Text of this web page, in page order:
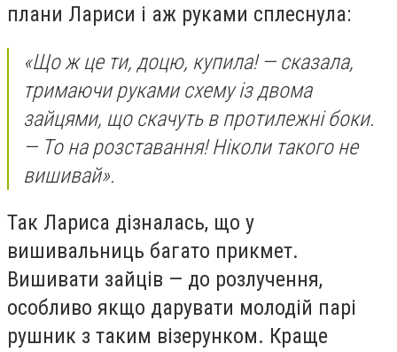
плани Лариси і аж руками сплеснула:
«Що ж це ти, доцю, купила! — сказала,
тримаючи руками схему із двома
зайцями, що скачуть в протилежні боки.
— То на розставання! Ніколи такого не
вишивай».
Так Лариса дізналась, що у
вишивальниць багато прикмет.
Вишивати зайців — до розлучення,
особливо якщо дарувати молодій парі
рушник з таким візерунком. Краще